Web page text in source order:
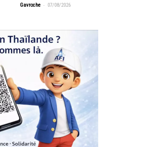
Gavroche - 07/08/2026